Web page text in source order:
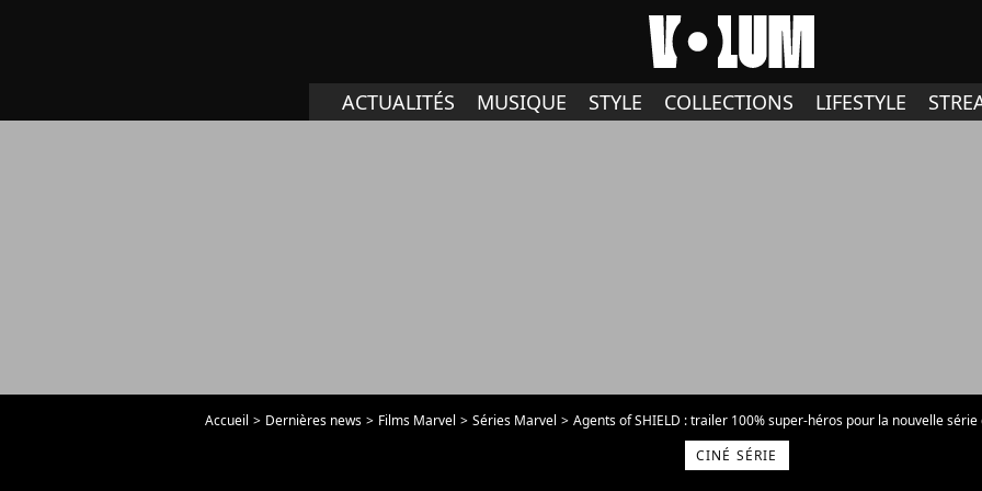
ACTUALITÉS MUSIQUE STYLE COLLECTIONS LIFESTYLE
Accueil Dernières news Films Marvel Séries Marvel
Agents of SHIELD : trailer 100% super-héros pour la nouvelle série
CINÉ SÉRIE